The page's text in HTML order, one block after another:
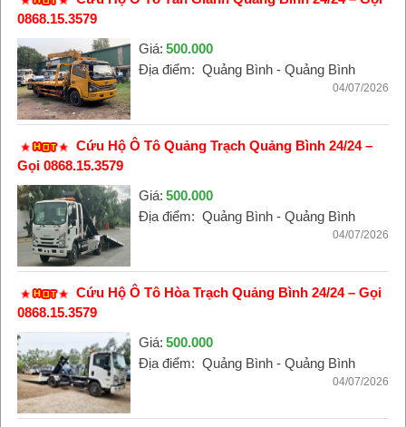
0868.15.3579
Giá: 500.000
Địa điểm: Quảng Bình - Quảng Bình
04/07/2026
Cứu Hộ Ô Tô Quảng Trạch Quảng Bình 24/24 –
Gọi 0868.15.3579
Giá: 500.000
Địa điểm: Quảng Bình - Quảng Bình
04/07/2026
Cứu Hộ Ô Tô Hòa Trạch Quảng Bình 24/24 – Gọi
0868.15.3579
Giá: 500.000
Địa điểm: Quảng Bình - Quảng Bình
04/07/2026